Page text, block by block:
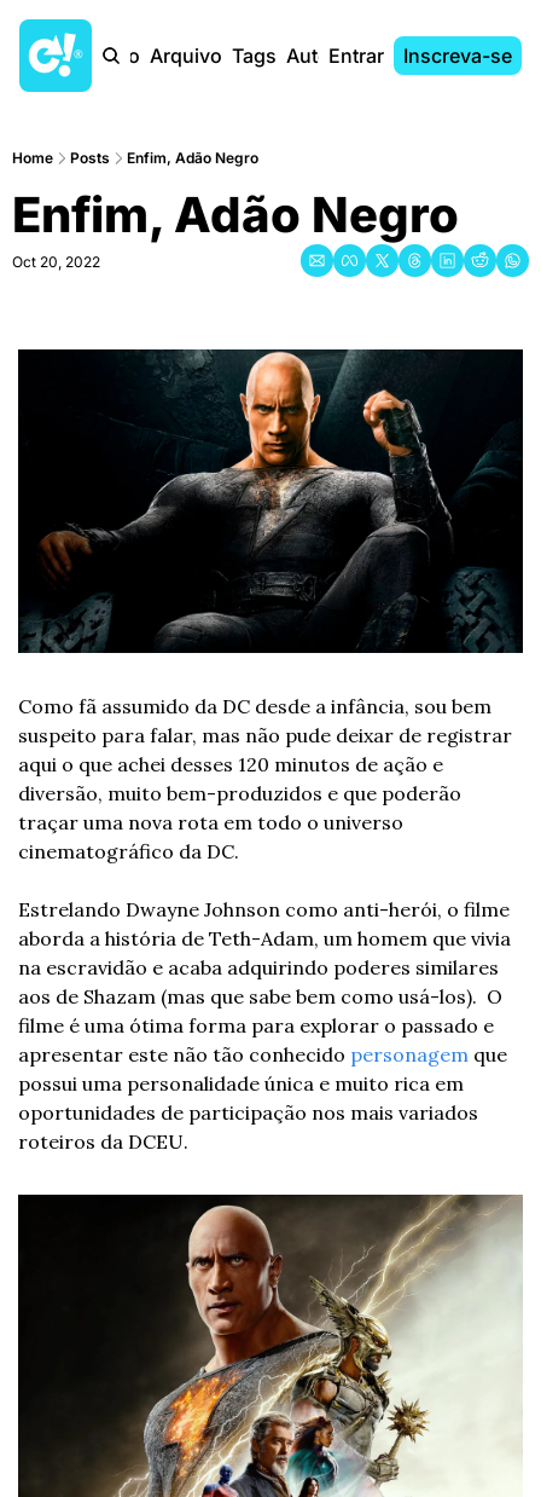
Início Arquivo Tags AutoresEntrar Inscreva-se
Home Posts Enfim, Adão Negro
Enfim, Adão Negro
Oct 20, 2022
Como fã assumido da DC desde a infância, sou bem
suspeito para falar, mas não pude deixar de registrar
aqui o que achei desses 120 minutos de ação e
diversão, muito bem-produzidos e que poderão
traçar uma nova rota em todo o universo
cinematográfico da DC.
Estrelando Dwayne Johnson como anti-herói, o filme
aborda a história de Teth-Adam, um homem que vivia
na escravidão e acaba adquirindo poderes similares
aos de Shazam (mas que sabe bem como usá-los).  O
filme é uma ótima forma para explorar o passado e
apresentar este não tão conhecido personagem que
possui uma personalidade única e muito rica em
oportunidades de participação nos mais variados
roteiros da DCEU.